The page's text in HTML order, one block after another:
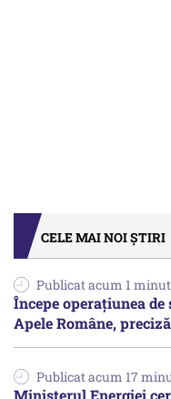
CELE MAI NOI ȘTIRI
Publicat acum 1 minut
Începe operațiunea
Apele Române,
Publicat acum 17
Ministerul Energiei